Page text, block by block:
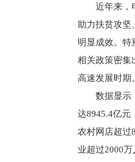
近年来，
助力扶贫攻坚
明显成效。特
相关政策密集
高速发展时期。
数据显示
达8945.4亿元
农村网店超过
业超过2000